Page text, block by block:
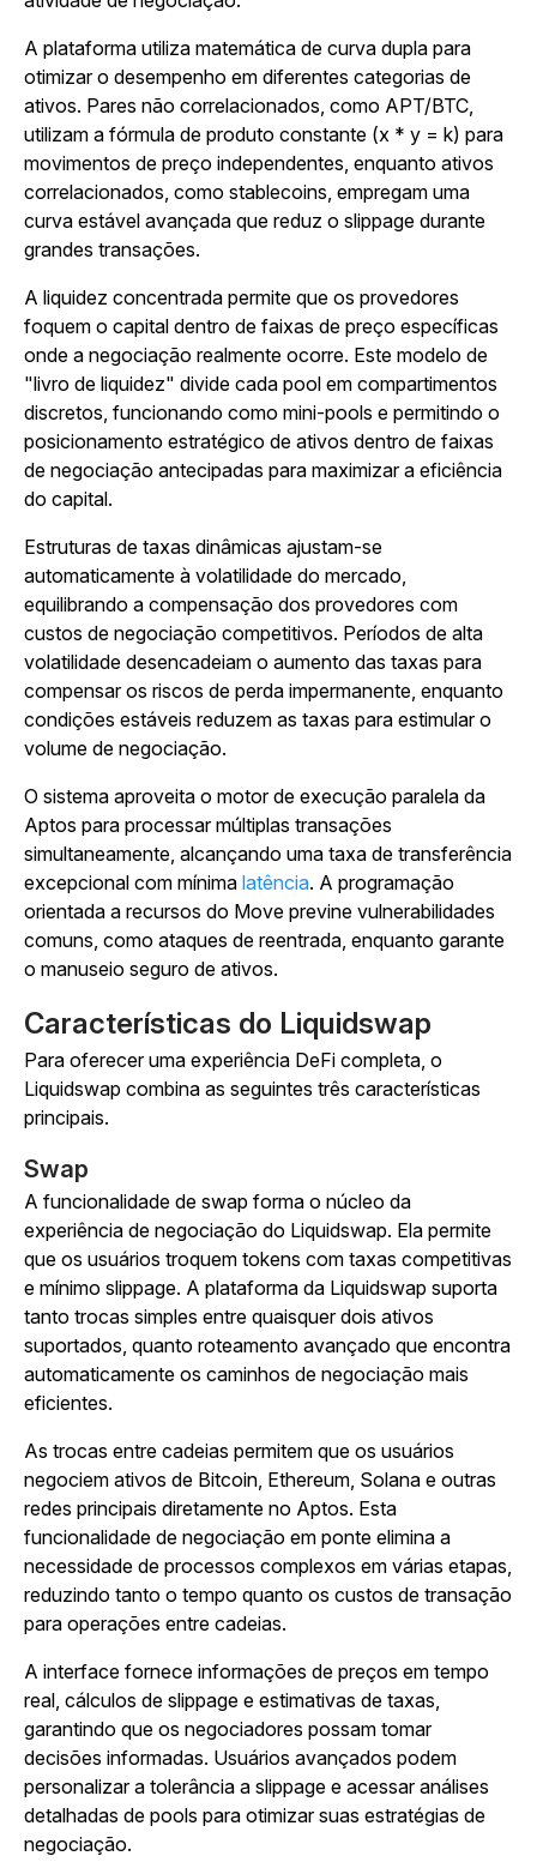
A plataforma utiliza matemática de curva dupla para
otimizar o desempenho em diferentes categorias de
ativos. Pares não correlacionados, como APT/BTC,
utilizam a fórmula de produto constante (x * y = k) para
movimentos de preço independentes, enquanto ativos
correlacionados, como stablecoins, empregam uma
curva estável avançada que reduz o slippage durante
grandes transações.
A liquidez concentrada permite que os provedores
foquem o capital dentro de faixas de preço específicas
onde a negociação realmente ocorre. Este modelo de
"livro de liquidez" divide cada pool em compartimentos
discretos, funcionando como mini-pools e permitindo o
posicionamento estratégico de ativos dentro de faixas
de negociação antecipadas para maximizar a eficiência
do capital.
Estruturas de taxas dinâmicas ajustam-se
automaticamente à volatilidade do mercado,
equilibrando a compensação dos provedores com
custos de negociação competitivos. Períodos de alta
volatilidade desencadeiam o aumento das taxas para
compensar os riscos de perda impermanente, enquanto
condições estáveis reduzem as taxas para estimular o
volume de negociação.
O sistema aproveita o motor de execução paralela da
Aptos para processar múltiplas transações
simultaneamente, alcançando uma taxa de transferência
excepcional com mínima latência. A programação
orientada a recursos do Move previne vulnerabilidades
comuns, como ataques de reentrada, enquanto garante
o manuseio seguro de ativos.
Características do Liquidswap
Para oferecer uma experiência DeFi completa, o
Liquidswap combina as seguintes três características
principais.
Swap
A funcionalidade de swap forma o núcleo da
experiência de negociação do Liquidswap. Ela permite
que os usuários troquem tokens com taxas competitivas
e mínimo slippage. A plataforma da Liquidswap suporta
tanto trocas simples entre quaisquer dois ativos
suportados, quanto roteamento avançado que encontra
automaticamente os caminhos de negociação mais
eficientes.
As trocas entre cadeias permitem que os usuários
negociem ativos de Bitcoin, Ethereum, Solana e outras
redes principais diretamente no Aptos. Esta
funcionalidade de negociação em ponte elimina a
necessidade de processos complexos em várias etapas,
reduzindo tanto o tempo quanto os custos de transação
para operações entre cadeias.
A interface fornece informações de preços em tempo
real, cálculos de slippage e estimativas de taxas,
garantindo que os negociadores possam tomar
decisões informadas. Usuários avançados podem
personalizar a tolerância a slippage e acessar análises
detalhadas de pools para otimizar suas estratégias de
negociação.